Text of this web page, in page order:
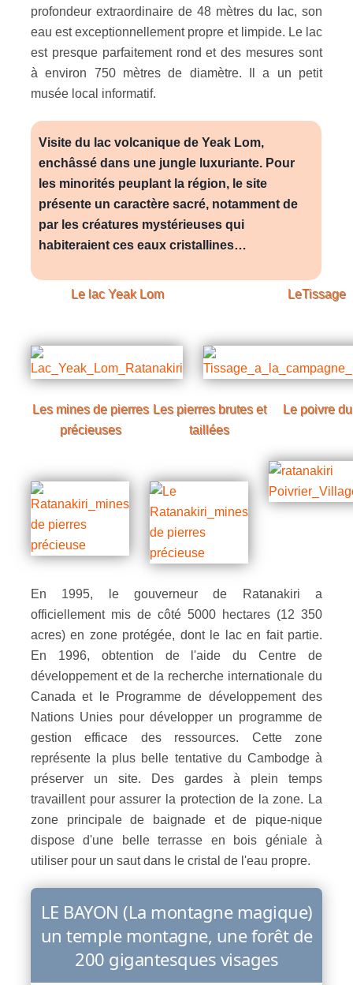
profondeur extraordinaire de 48 mètres du lac, son
eau est exceptionnellement propre et limpide. Le lac
est presque parfaitement rond et des mesures sont
à environ 750 mètres de diamètre. Il a un petit
musée local informatif.
Visite du lac volcanique de Yeak Lom,
enchâssé dans une jungle luxuriante. Pour
les minorités peuplant la région, le site
présente un caractère sacré, notamment de
par les créatures mystérieuses qui
habiteraient ces eaux cristallines…
Le lacYeak Lom LeTissage
Les mines de pierres
précieuses
Les pierres brutes et
taillées
Le poivre
En 1995, le gouverneur de Ratanakiri a
officiellement mis de côté 5000 hectares (12 350
acres) en zone protégée, dont le lac en fait partie.
En 1996, obtention de l'aide du Centre de
développement et de la recherche internationale du
Canada et le Programme de développement des
Nations Unies pour développer un programme de
gestion efficace des ressources. Cette zone
représente la plus belle tentative du Cambodge à
préserver un site. Des gardes à plein temps
travaillent pour assurer la protection de la zone. La
zone principale de baignade et de pique-nique
dispose d'une belle terrasse en bois géniale à
utiliser pour un saut dans le cristal de l'eau propre.
LE BAYON (La montagne magique)
un temple montagne, une forêt de
200 gigantesques visages